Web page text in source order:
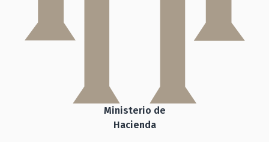
Ministerio de
Hacienda